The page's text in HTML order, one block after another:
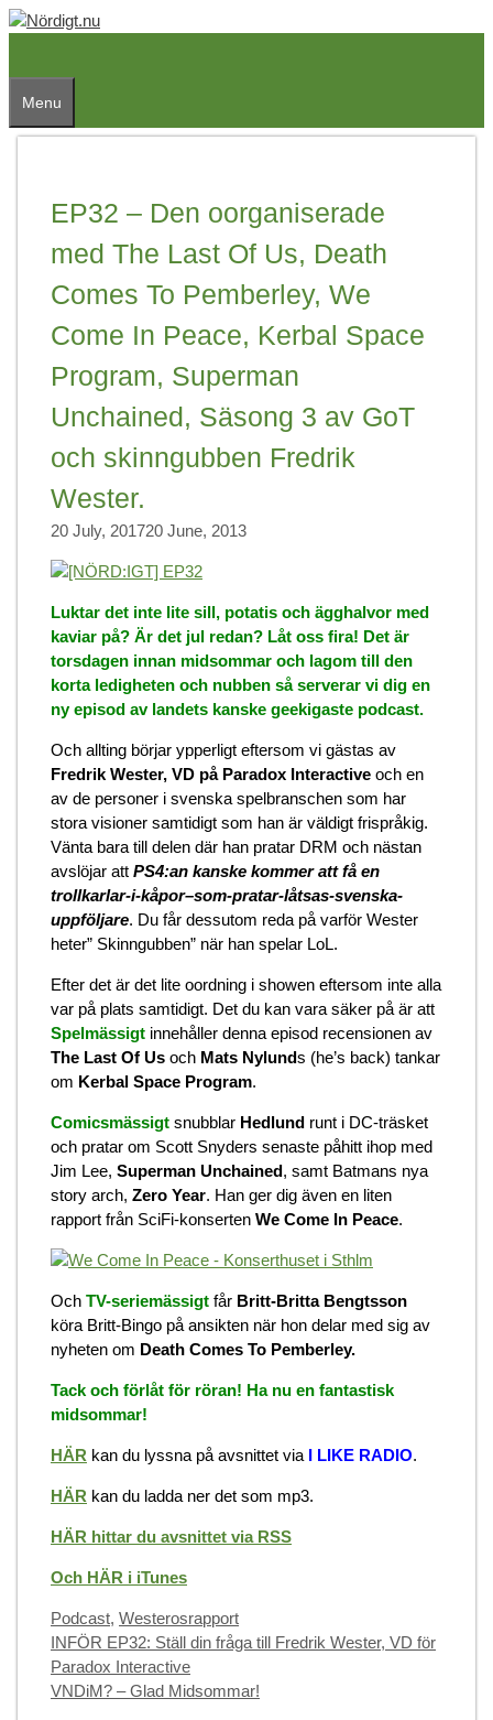
Skip
Menu
EP32 – Den oorganiserade
med The Last Of Us, Death
Comes To Pemberley, We
Come In Peace, Kerbal Space
Program, Superman
Unchained, Säsong 3 av GoT
och skinngubben Fredrik
Wester.
20 July, 201720 June, 2013
Luktar det inte lite sill, potatis och ägghalvor med
kaviar på? Är det jul redan? Låt oss fira! Det är
torsdagen innan midsommar och lagom till den
korta ledigheten och nubben så serverar vi dig en
ny episod av landets kanske geekigaste podcast.
Och allting börjar ypperligt eftersom vi gästas av
Fredrik Wester, VD på Paradox Interactive och en
av de personer i svenska spelbranschen som har
stora visioner samtidigt som han är väldigt frispråkig.
Vänta bara till delen där han pratar DRM och nästan
avslöjar att PS4:an kanske kommer att få en
trollkarlar-i-kåpor–som-pratar-låtsas-svenska-
uppföljare. Du får dessutom reda på varför Wester
heter” Skinngubben” när han spelar LoL.
Efter det är det lite oordning i showen eftersom inte alla
var på plats samtidigt. Det du kan vara säker på är att
Spelmässigt innehåller denna episod recensionen av
The Last Of Us och Mats Nylunds (he’s back) tankar
om Kerbal Space Program.
Comicsmässigt snubblar Hedlund runt i DC-träsket
och pratar om Scott Snyders senaste påhitt ihop med
Jim Lee, Superman Unchained, samt Batmans nya
story arch, Zero Year. Han ger dig även en liten
rapport från SciFi-konserten We Come In Peace.
Och TV-seriemässigt får Britt-Britta Bengtsson
köra Britt-Bingo på ansikten när hon delar med sig av
nyheten om Death Comes To Pemberley.
Tack och förlåt för röran! Ha nu en fantastisk
midsommar!
HÄR kan du lyssna på avsnittet via I LIKE RADIO.
HÄR kan du ladda ner det som mp3.
HÄR hittar du avsnittet via RSS
Och HÄR i iTunes
Categories
Podcast, Westerosrapport
INFÖR EP32: Ställ din fråga till Fredrik Wester, VD för
Paradox Interactive
VNDiM? – Glad Midsommar!